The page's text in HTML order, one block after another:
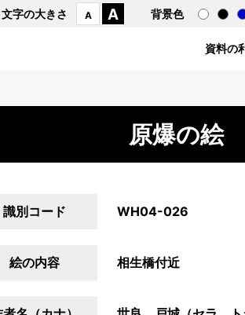
文字の大きさ A A 背景色
資料の
原爆の絵
識別コード WH04-026
絵の内容 相生橋付近